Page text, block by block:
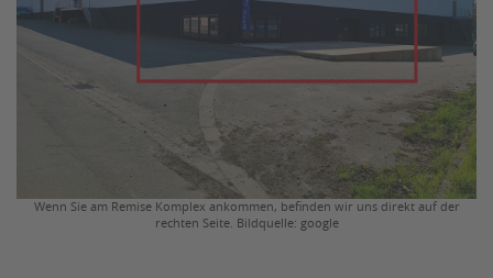
Wenn Sie am Remise Komplex ankommen, befinden wir uns direkt auf der
rechten Seite. Bildquelle: google